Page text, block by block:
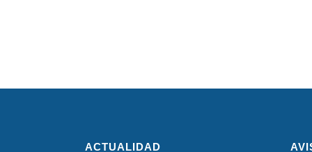
ACTUALIDAD